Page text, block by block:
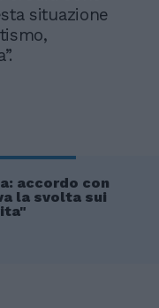
situazione
accordo con
la svolta sui